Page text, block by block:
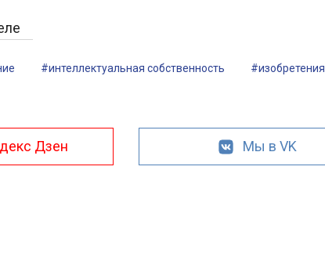
#интеллектуальная собственность #изобретения
Дзен Мы в VK